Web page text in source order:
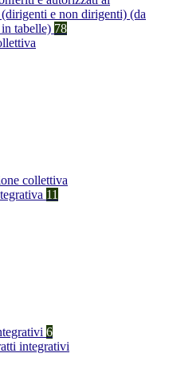
e non dirigenti) (da
tabelle) 78
collettiva
11
6
integrativi